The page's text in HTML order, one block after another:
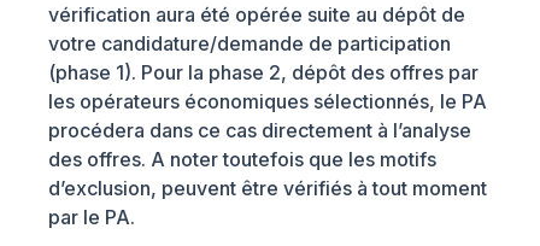
vérification aura été opérée suite au dépôt de
votre candidature/demande de participation
(phase 1). Pour la phase 2, dépôt des offres par
les opérateurs économiques sélectionnés, le PA
procédera dans ce cas directement à l’analyse
des offres. A noter toutefois que les motifs
d’exclusion, peuvent être vérifiés à tout moment
par le PA.